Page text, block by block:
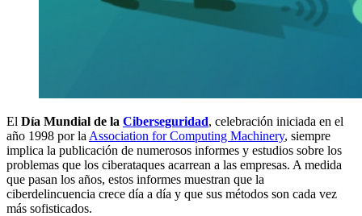
El Día Mundial de la Ciberseguridad, celebración iniciada en el
año 1998 por la Association for Computing Machinery, siempre
implica la publicación de numerosos informes y estudios sobre los
problemas que los ciberataques acarrean a las empresas. A medida
que pasan los años, estos informes muestran que la
ciberdelincuencia crece día a día y que sus métodos son cada vez
más sofisticados.